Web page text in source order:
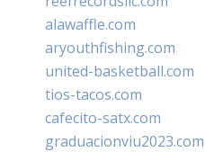
alawaffle.com
aryouthfishing.com
united-basketball.com
tios-tacos.com
cafecito-satx.com
graduacionviu2023.com